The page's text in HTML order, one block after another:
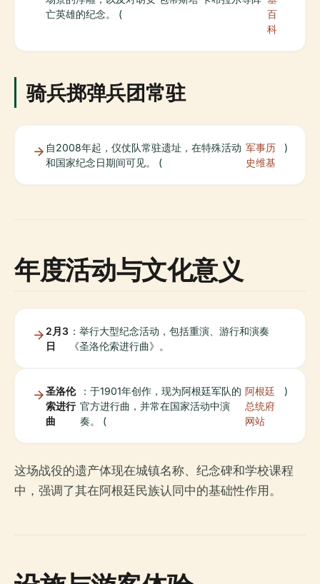
亡英雄的纪念。 (
百
科
骑兵掷弹兵团常驻
自2008年起，仪仗队常驻遗址，在特殊活动
和国家纪念日期间可见。 (
军事历
史维基
)
年度活动与文化意义
2月3
日
：举行大型纪念活动，包括重演、游行和演奏
《圣洛伦索进行曲》。
圣洛伦
索进行
曲
：于1901年创作，现为阿根廷军队的
官方进行曲，并常在国家活动中演
奏。 (
阿根廷
总统府
网站
)
这场战役的遗产体现在城镇名称、纪念碑和学校课程
中，强调了其在阿根廷民族认同中的基础性作用。